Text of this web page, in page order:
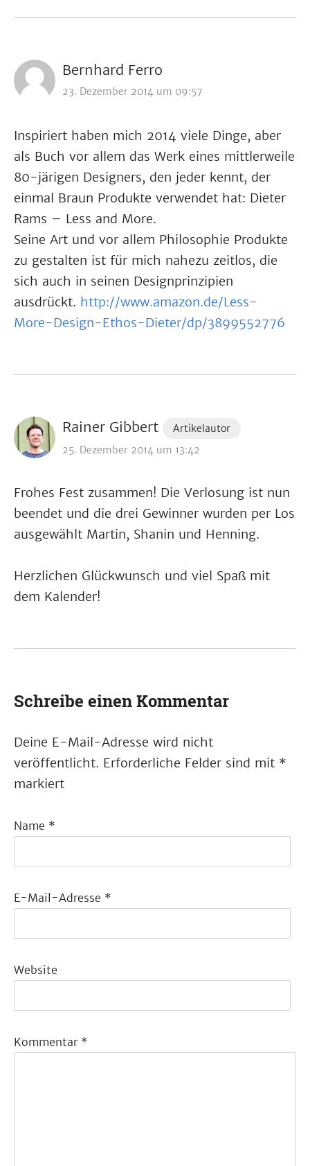
Bernhard Ferro
23. Dezember 2014 um 09:57
Inspiriert haben mich 2014 viele Dinge, aber
als Buch vor allem das Werk eines mittlerweile
80-järigen Designers, den jeder kennt, der
einmal Braun Produkte verwendet hat: Dieter
Rams – Less and More.
Seine Art und vor allem Philosophie Produkte
zu gestalten ist für mich nahezu zeitlos, die
sich auch in seinen Designprinzipien
ausdrückt. http://www.amazon.de/Less-
More-Design-Ethos-Dieter/dp/3899552776
Rainer Gibbert
Artikelautor
25. Dezember 2014 um 13:42
Frohes Fest zusammen! Die Verlosung ist nun
beendet und die drei Gewinner wurden per Los
ausgewählt Martin, Shanin und Henning.
Herzlichen Glückwunsch und viel Spaß mit
dem Kalender!
Schreibe einen Kommentar
Deine E-Mail-Adresse wird nicht
veröffentlicht. Erforderliche Felder sind mit *
markiert
Name *
E-Mail-Adresse *
Website
Kommentar *